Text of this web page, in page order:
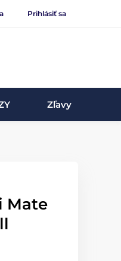
Prihlásiť sa
Zľavy
Mate